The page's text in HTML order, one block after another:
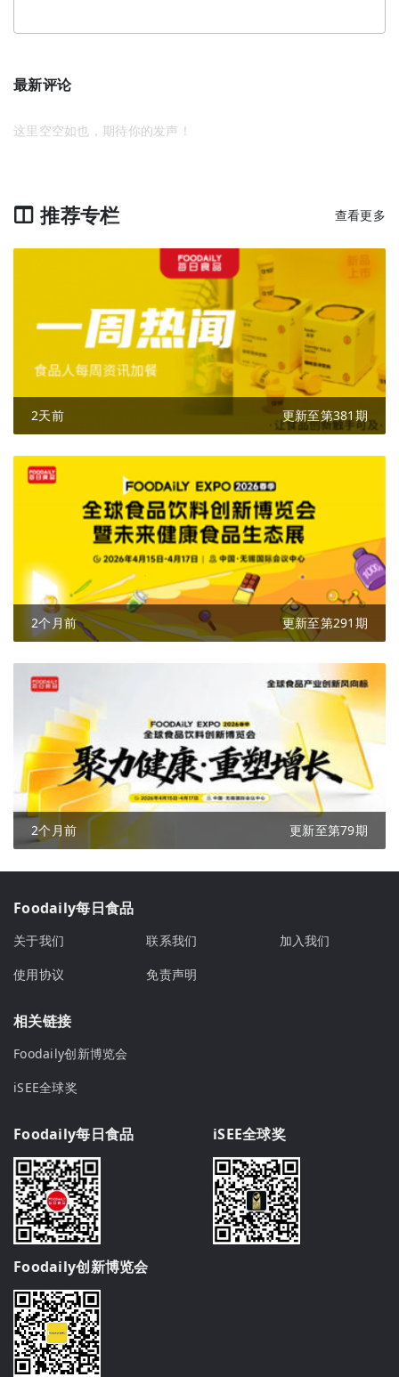
最新评论
这里空空如也，期待你的发声！
推荐专栏 查看更多
2天前 更新至第381期
2个月前 更新至第291期
2个月前 更新至第79期
Foodaily每日食品
关于我们 联系我们
加入我们
使用协议
免责声明
相关链接
Foodaily创新博览会
iSEE全球奖
Foodaily每日食品 iSEE全球奖
Foodaily创新博览会